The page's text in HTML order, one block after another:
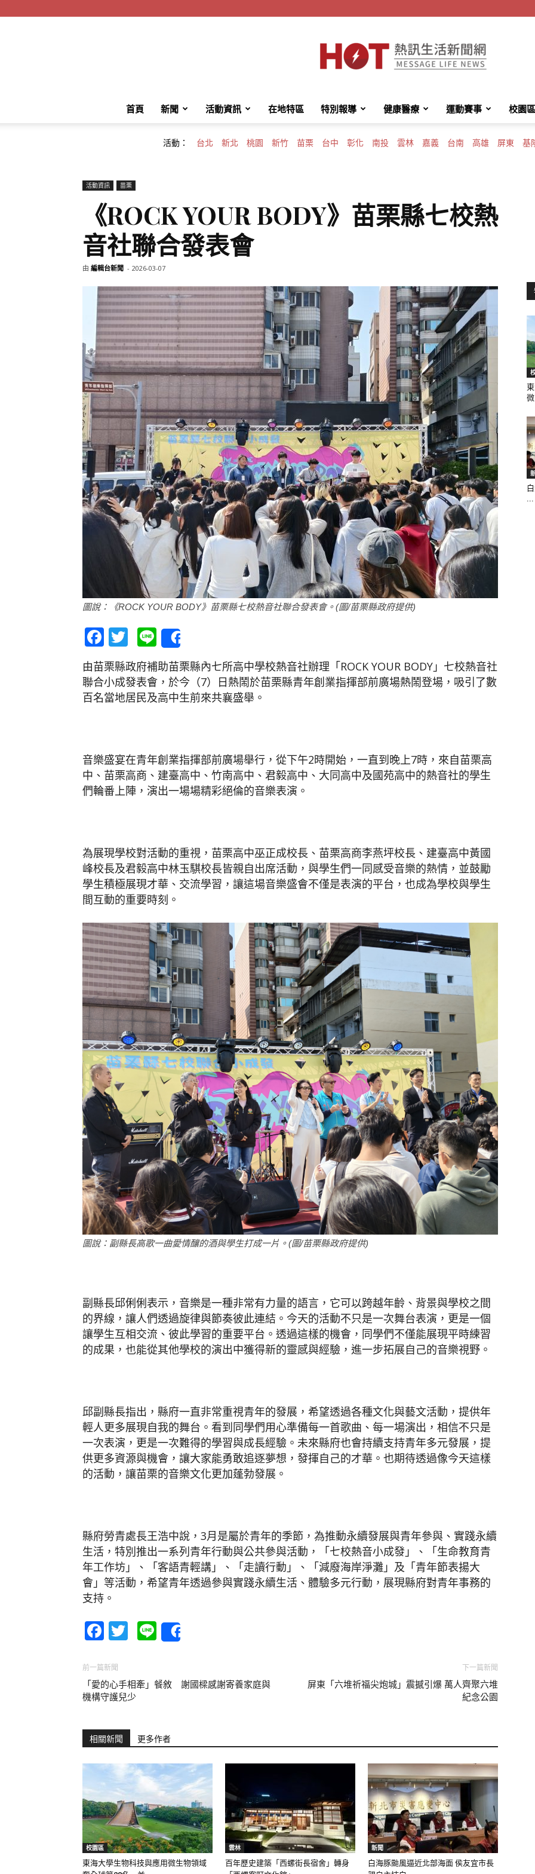
HotMessage
生
活
新
聞
首頁 新聞 活動資訊 在地特區 特別報導 健康醫療 運動賽事 校園區
活動： 台北 新北 桃園 新竹 苗栗 台中 彰化 南投 雲林 嘉義 台南 高雄 屏東 基
活動資訊 苗栗
《ROCK YOUR BODY》苗栗縣七校熱
音社聯合發表會
由 編輯台新聞 - 2026-03-07
圖說：《ROCK YOUR BODY》苗栗縣七校熱音社聯合發表會。(圖/苗栗縣政府提供)
Facebook
Twitter
Line
由苗栗縣政府補助苗栗縣內七所高中學校熱音社辦理「ROCK YOUR BODY」七校熱音社
聯合小成發表會，於今（7）日熱鬧於苗栗縣青年創業指揮部前廣場熱鬧登場，吸引了數
百名當地居民及高中生前來共襄盛舉。
音樂盛宴在青年創業指揮部前廣場舉行，從下午2時開始，一直到晚上7時，來自苗栗高
中、苗栗高商、建臺高中、竹南高中、君毅高中、大同高中及國苑高中的熱音社的學生
們輪番上陣，演出一場場精彩絕倫的音樂表演。
為展現學校對活動的重視，苗栗高中巫正成校長、苗栗高商李燕坪校長、建臺高中黃國
峰校長及君毅高中林玉騏校長皆親自出席活動，與學生們一同感受音樂的熱情，並鼓勵
學生積極展現才華、交流學習，讓這場音樂盛會不僅是表演的平台，也成為學校與學生
間互動的重要時刻。
圖說：副縣長高歌一曲愛情釀的酒與學生打成一片。(圖/苗栗縣政府提供)
副縣長邱俐俐表示，音樂是一種非常有力量的語言，它可以跨越年齡、背景與學校之間
的界線，讓人們透過旋律與節奏彼此連結。今天的活動不只是一次舞台表演，更是一個
讓學生互相交流、彼此學習的重要平台。透過這樣的機會，同學們不僅能展現平時練習
的成果，也能從其他學校的演出中獲得新的靈感與經驗，進一步拓展自己的音樂視野。
邱副縣長指出，縣府一直非常重視青年的發展，希望透過各種文化與藝文活動，提供年
輕人更多展現自我的舞台。看到同學們用心準備每一首歌曲、每一場演出，相信不只是
一次表演，更是一次難得的學習與成長經驗。未來縣府也會持續支持青年多元發展，提
供更多資源與機會，讓大家能勇敢追逐夢想，發揮自己的才華。也期待透過像今天這樣
的活動，讓苗栗的音樂文化更加蓬勃發展。
縣府勞青處長王浩中說，3月是屬於青年的季節，為推動永續發展與青年參與、實踐永續
生活，特別推出一系列青年行動與公共參與活動，「七校熱音小成發」、「生命教育青
年工作坊」、「客語青輕講」、「走讀行動」、「減廢海岸淨灘」及「青年節表揚大
會」等活動，希望青年透過參與實踐永續生活、體驗多元行動，展現縣府對青年事務的
支持。
Facebook
Twitter
Line
前一篇新聞
「愛的心手相牽」餐敘 謝國樑感謝寄養家庭與
機構守護兒少
下一篇新聞
屏東「六堆祈福尖炮城」震撼引爆 萬人齊聚六堆
紀念公園
相關新聞 更多作者
校園區
東海大學生物科技與應用微生物領域
雲林
百年歷史建築「西螺街長宿舍」轉身
新聞
白海豚颱風逼近北部海面 侯友宜市長
...